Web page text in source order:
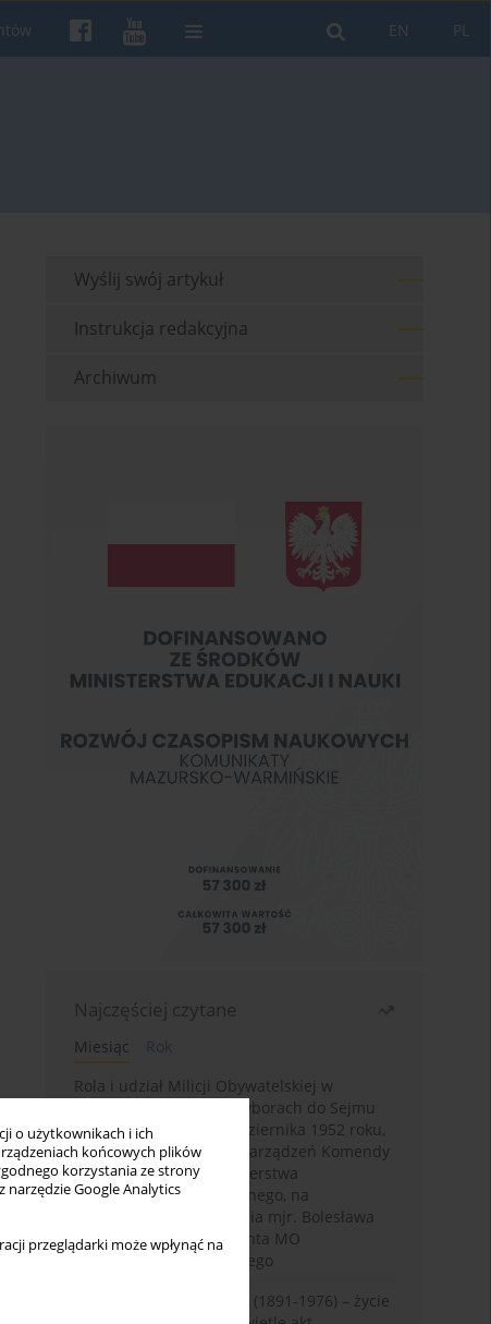
o użytkownikach i ich
końcowych plików
korzystania ze strony
narzędzie Google Analytics
przeglądarki może wpłynąć na
PL
EN
Wyślij swój artykuł
Instrukcja redakcyjna
Archiwum
Najczęściej czytane
Miesiąc
Rok
Rola i udział Milicji Obywatelskiej w
kampanii wyborczej i wyborach do Sejmu
PRL I kadencji z 26 października 1952 roku,
w świetle wytycznych i zarządzeń Komendy
Głównej MO oraz Ministerstwa
Bezpieczeństwa Publicznego, na
przykładzie sprawozdania mjr. Bolesława
Wyszyńskiego komendanta MO
województwa olsztyńskiego
Zygmunt Tadeusz Robel (1891-1976) – życie